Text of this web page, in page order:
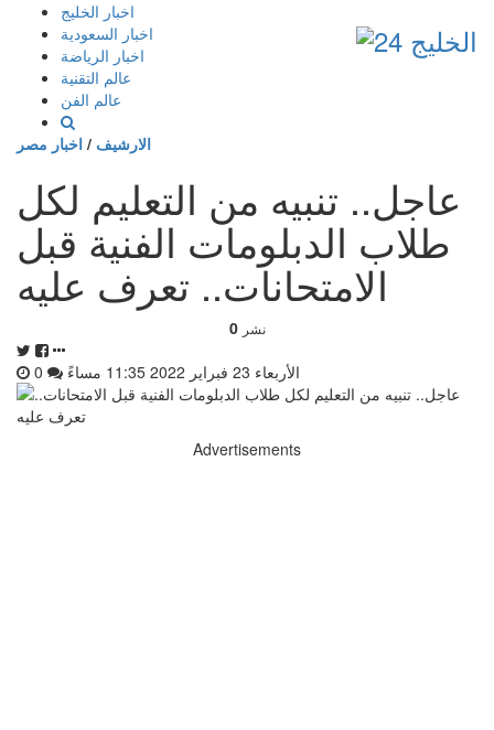
إذهب
المحتوى
اخبار الخليج
اخبار السعودية
اخبار الرياضة
عالم التقنية
عالم الفن
الارشيف / اخبار مصر
عاجل.. تنبيه من التعليم لكل
طلاب الدبلومات الفنية قبل
الامتحانات.. تعرف عليه
0 نشر
الأربعاء 23 فبراير 2022 11:35 مساءً
Advertisements